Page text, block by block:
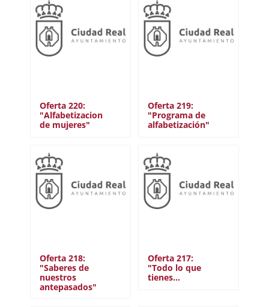
Cooperación internacional
Ambiental
Cultural
Deportivo
Comunitario
Protección civil
Cerrar filtro
Oferta 220:
"Alfabetizacion
de mujeres"
Oferta 219:
"Programa de
alfabetización"
Oferta 218:
"Saberes de
nuestros
antepasados"
Oferta 217:
"Todo lo que
tienes…